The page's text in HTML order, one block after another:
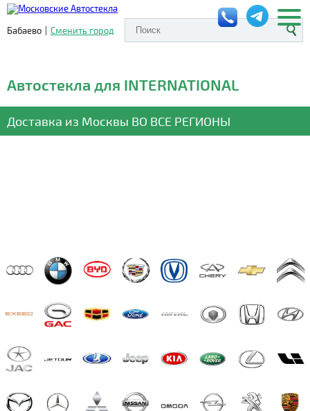
Бабаево | Сменить город
Автостекла для INTERNATIONAL
Доставка из Москвы ВО ВСЕ РЕГИОНЫ